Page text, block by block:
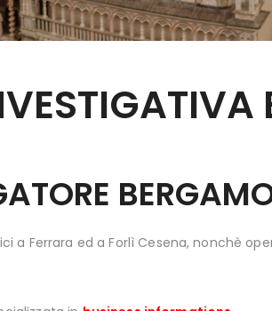
a Ferrara ed a Forlì Cesena, nonchè